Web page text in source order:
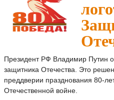
Президент РФ Владимир Путин
защитника Отечества. Это
преддверии празднования 80-
Отечественной войне.